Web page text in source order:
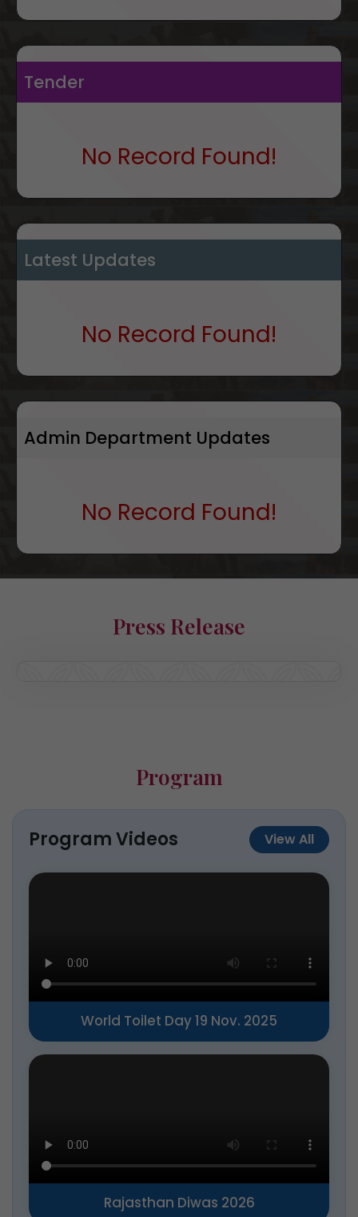
Tender
No Record Found!
Latest Updates
No Record Found!
Admin Department Updates
No Record Found!
Press Release
Program
Program Videos View All
World Toilet Day 19 Nov. 2025
Rajasthan Diwas 2026